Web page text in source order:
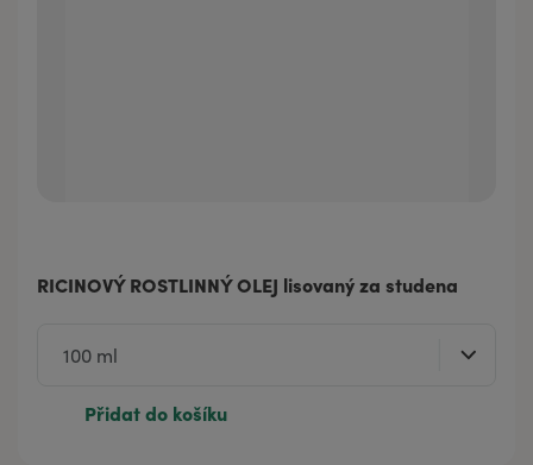
RICINOVÝ ROSTLINNÝ OLEJ lisovaný za studena
Přidat do košíku